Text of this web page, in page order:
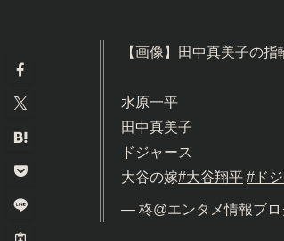
【画像】田中真美子の
水原一平
田中真美子
ドジャース
大谷の嫁#大谷翔平 #ド
— 柊@エンタメ情報ブロ